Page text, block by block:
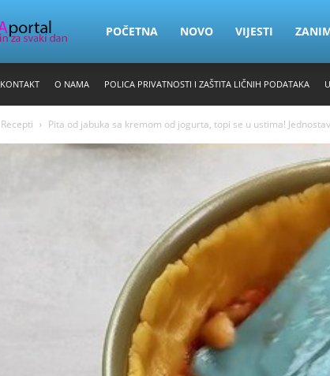
Zena
POČETNA NOVO VIJESTI
KONTAKT O NAMA POLICA PRIVATNOSTI I ZAŠTITA LIČNIH PODATAKA
Recepti Pita od jabuka sa kremom od jogurta, topi se u ustima!